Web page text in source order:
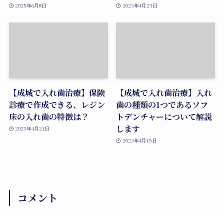
2025年6月8日 2023年4月23日
【成城で入れ歯治療】保険
診療で作成できる、レジン
床の入れ歯の特徴は？
2023年4月21日
【成城で入れ歯治療】入れ
歯の種類の1つであるソフ
トデンチャーについて解説
します
2023年4月15日
コメント